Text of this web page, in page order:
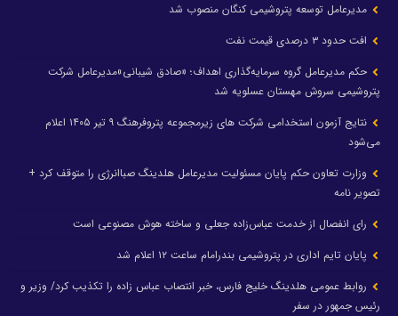
مدیرعامل توسعه پتروشیمی کنگان منصوب شد
افت حدود ۳ درصدی قیمت نفت
حکم مدیرعامل گروه سرمایه‌گذاری اهداف؛ «صادق شیبانی»مدیرعامل شرکت
پتروشیمی سروش مهستان عسلویه شد
نتایج آزمون استخدامی شرکت های زیرمجموعه پتروفرهنگ ۹ تیر ۱۴۰۵ اعلام
می‌شود
وزارت تعاون حکم پایان مسئولیت مدیرعامل هلدینگ صباانرژی را متوقف کرد +
تصویر نامه
رای انفصال از خدمت عباس‌زاده جعلی و ساخته هوش مصنوعی است
پایان تایم اداری در پتروشیمی بندرامام ساعت ۱۲ اعلام شد
روابط عمومی هلدینگ خلیج فارس، خبر انتصاب عباس زاده را تکذیب کرد/ وزیر و
رئیس جمهور در سفر